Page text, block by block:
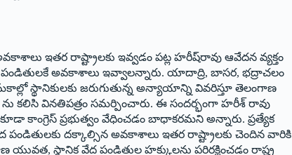
ఇతర రాష్ట్రాలకు ఇవ్వడం పట్ల హ‌రీష్‌రావు ఆవేద‌న వ్య‌క్తం
అవకాశాలు ఇవ్వాలన్నారు. యాదాద్రి, బాసర, భద్రాచలం
స్థానికులకు జరుగుతున్న అన్యాయాన్ని వివరిస్తూ తెలంగాణ
కలిసి వినతిపత్రం సమర్పించారు. ఈ సందర్భంగా హరీశ్ రావు
కాంగ్రెస్ ప్రభుత్వం వేధించడం బాధాకరమని అన్నారు. ప్రత్యేక
దక్కాల్సిన అవకాశాలు ఇతర రాష్ట్రాలకు చెందిన వారికి
స్థానిక వేద పండితుల హక్కులను పరిరక్షించడం రాష్ట్ర